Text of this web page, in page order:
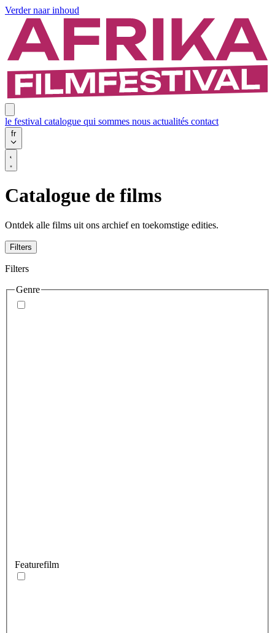
Verder naar inhoud
le festival catalogue qui sommes nous actualités contact
fr
Catalogue de films
Ontdek alle films uit ons archief en toekomstige edities.
Filters
Filters
Genre
Featurefilm